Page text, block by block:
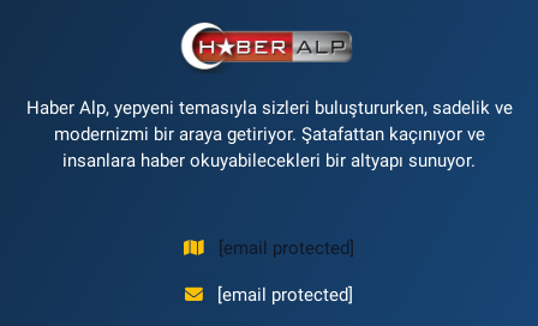
Haber Alp, yepyeni temasıyla sizleri buluştururken, sadelik ve
modernizmi bir araya getiriyor. Şatafattan kaçınıyor ve
insanlara haber okuyabilecekleri bir altyapı sunuyor.
[email protected]
[email protected]